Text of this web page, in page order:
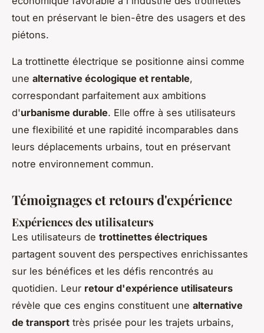
tout en préservant le bien-être des usagers et des
piétons.
La trottinette électrique se positionne ainsi comme
une alternative écologique et rentable,
correspondant parfaitement aux ambitions
d'urbanisme durable. Elle offre à ses utilisateurs
une flexibilité et une rapidité incomparables dans
leurs déplacements urbains, tout en préservant
notre environnement commun.
Témoignages et retours d'expérience
Expériences des utilisateurs
Les utilisateurs de trottinettes électriques
partagent souvent des perspectives enrichissantes
sur les bénéfices et les défis rencontrés au
quotidien. Leur retour d'expérience utilisateurs
révèle que ces engins constituent une alternative
de transport très prisée pour les trajets urbains,